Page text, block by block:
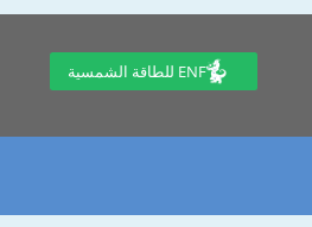
ENF للطاقة الشمسية